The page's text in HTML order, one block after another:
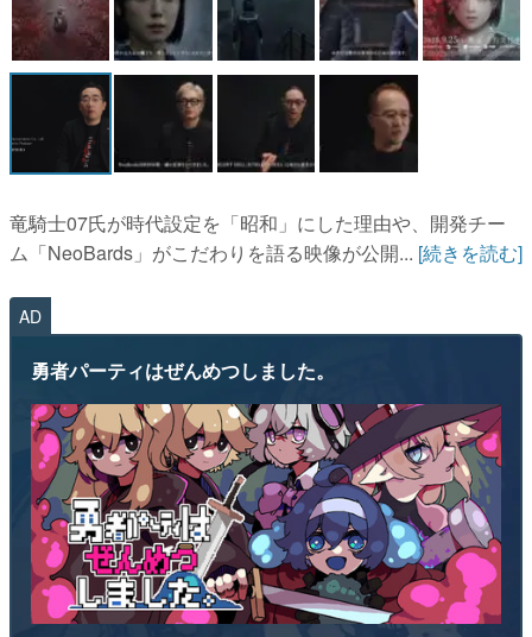
アプリレビュー
その他
電ファミニコゲーマーとは？
運営：株式会社マレ
竜騎士07氏が時代設定を「昭和」にした理由や、開発チー
ム「NeoBards」がこだわりを語る映像が公開... [続きを読む]
AD
勇者パーティはぜんめつしました。